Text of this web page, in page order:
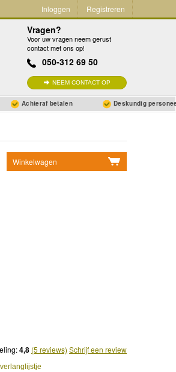
Inloggen Registreren
Vragen?
Voor uw vragen neem gerust
contact met ons op!
050-312 69 50
NEEM CONTACT OP
Achteraf betalen Deskundig
Winkelwagen
4,8 (5 reviews) Schrijf een review